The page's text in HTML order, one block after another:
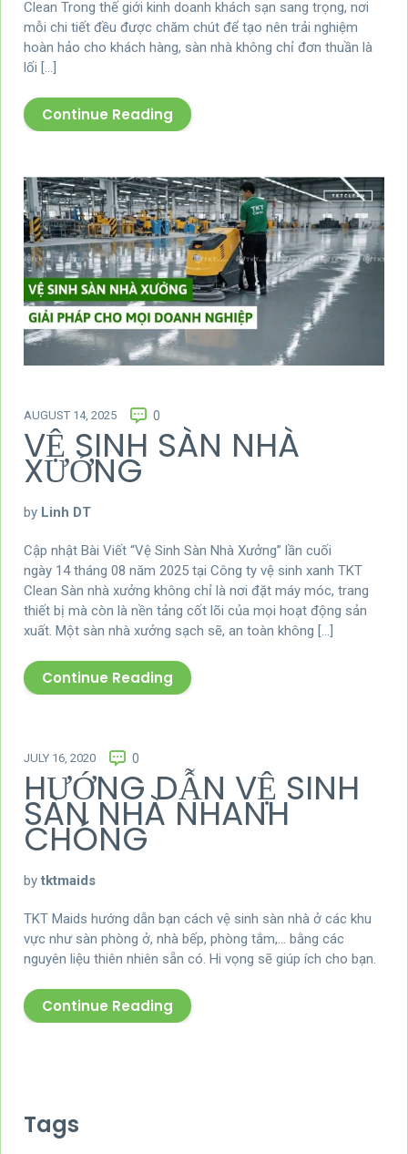
Clean Trong thế giới kinh doanh khách sạn sang trọng, nơi
mỗi chi tiết đều được chăm chút để tạo nên trải nghiệm
hoàn hảo cho khách hàng, sàn nhà không chỉ đơn thuần là
lối […]
Continue Reading
AUGUST 14, 2025 0
VỆ SINH SÀN NHÀ
XƯỞNG
by Linh DT
Cập nhật Bài Viết “Vệ Sinh Sàn Nhà Xưởng” lần cuối
ngày 14 tháng 08 năm 2025 tại Công ty vệ sinh xanh TKT
Clean Sàn nhà xưởng không chỉ là nơi đặt máy móc, trang
thiết bị mà còn là nền tảng cốt lõi của mọi hoạt động sản
xuất. Một sàn nhà xưởng sạch sẽ, an toàn không […]
Continue Reading
JULY 16, 2020 0
HƯỚNG DẪN VỆ SINH
SÀN NHÀ NHANH
CHÓNG
by tktmaids
TKT Maids hướng dẫn bạn cách vệ sinh sàn nhà ở các khu
vực như sàn phòng ở, nhà bếp, phòng tắm,… bằng các
nguyên liệu thiên nhiên sẵn có. Hi vọng sẽ giúp ích cho bạn.
Continue Reading
Tags